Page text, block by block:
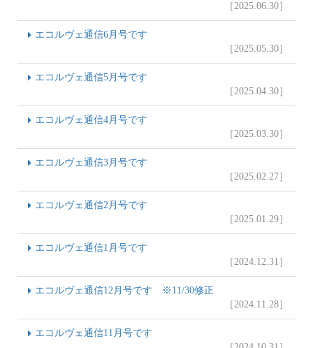
［2025.06.30］
エコルヴェ通信6月号です
［2025.05.30］
エコルヴェ通信5月号です
［2025.04.30］
エコルヴェ通信4月号です
［2025.03.30］
エコルヴェ通信3月号です
［2025.02.27］
エコルヴェ通信2月号です
［2025.01.29］
エコルヴェ通信1月号です
［2024.12.31］
エコルヴェ通信12月号です ※11/30修正
［2024.11.28］
エコルヴェ通信11月号です